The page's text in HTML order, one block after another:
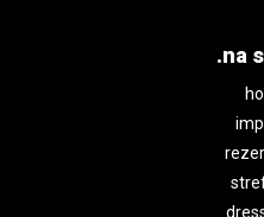
.na